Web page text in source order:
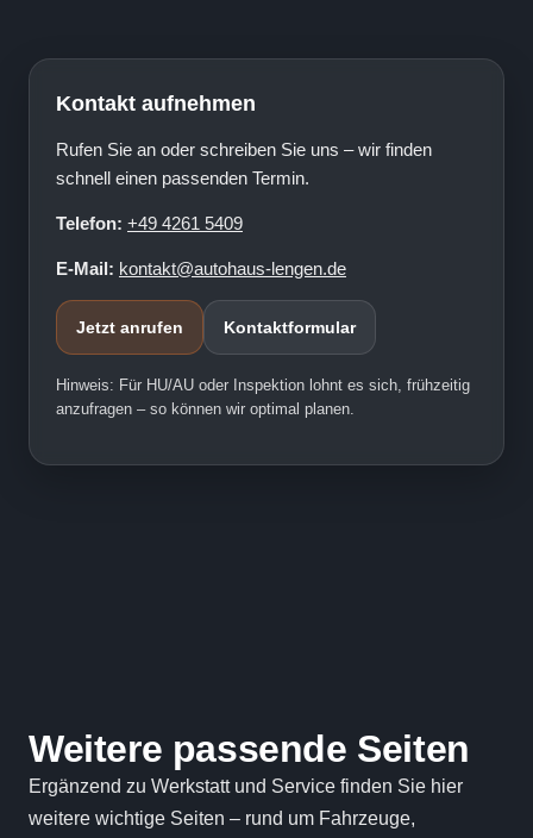
Kontakt aufnehmen
Rufen Sie an oder schreiben Sie uns – wir finden
schnell einen passenden Termin.
Telefon: +49 4261 5409
E-Mail: kontakt@autohaus-lengen.de
Jetzt anrufen Kontaktformular
Hinweis: Für HU/AU oder Inspektion lohnt es sich, frühzeitig
anzufragen – so können wir optimal planen.
Weitere passende Seiten
Ergänzend zu Werkstatt und Service finden Sie hier
weitere wichtige Seiten – rund um Fahrzeuge,